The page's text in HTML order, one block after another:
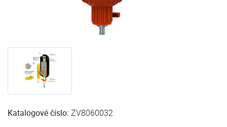
Katalogové číslo: ZV8060032